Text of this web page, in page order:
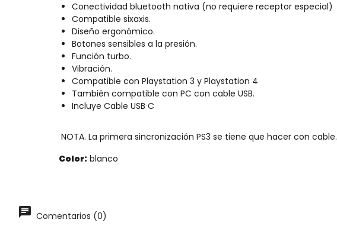
Conectividad bluetooth nativa (no requiere receptor especial)
Compatible sixaxis.
Diseño ergonómico.
Botones sensibles a la presión.
Función turbo.
Vibración.
Compatible con Playstation 3 y Playstation 4
También compatible con PC con cable USB.
Incluye Cable USB C
NOTA. La primera sincronización PS3 se tiene que hacer con cable.
Color: blanco
Comentarios (0)